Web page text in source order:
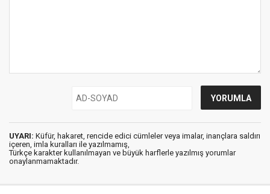
UYARI: Küfür, hakaret, rencide edici cümleler veya imalar, inançlara saldırı
içeren, imla kuralları ile yazılmamış,
Türkçe karakter kullanılmayan ve büyük harflerle yazılmış yorumlar
onaylanmamaktadır.